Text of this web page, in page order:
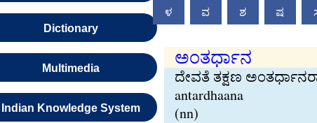
Dictionary
Multimedia
Indian Knowledge System
ಳ ವ ಶ ಷ
ಅಂತರ್ಧಾನ
ದೇವತೆ ತಕ್ಷಣ
antardhaana
(nn)